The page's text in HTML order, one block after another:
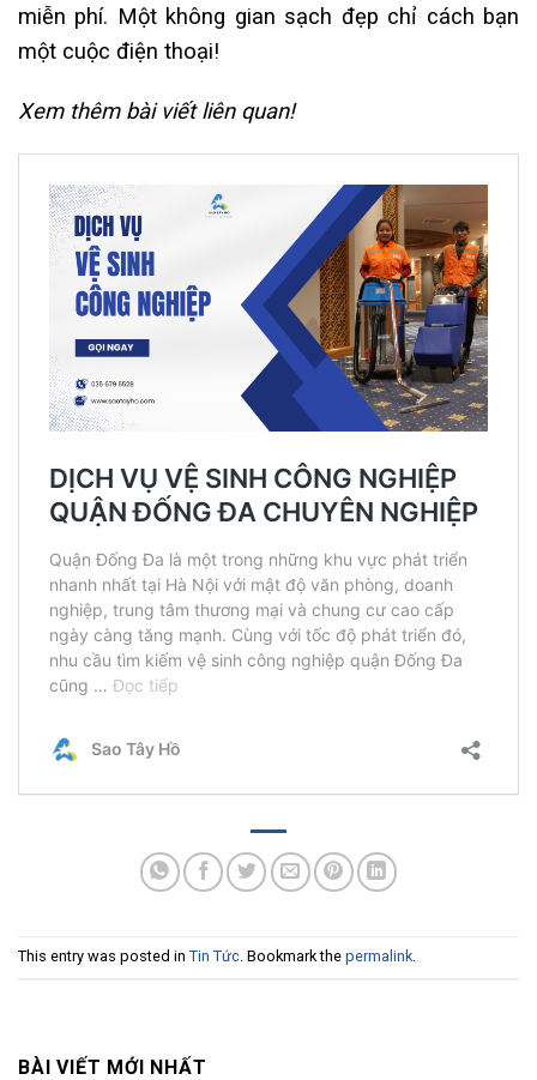
miễn phí. Một không gian sạch đẹp chỉ cách bạn
một cuộc điện thoại!
Xem thêm bài viết liên quan!
This entry was posted in Tin Tức. Bookmark the permalink.
BÀI VIẾT MỚI NHẤT